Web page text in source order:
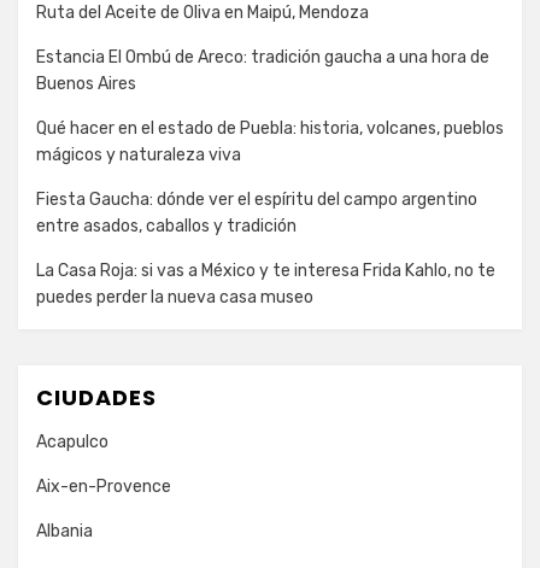
Ruta del Aceite de Oliva en Maipú, Mendoza
Estancia El Ombú de Areco: tradición gaucha a una hora de
Buenos Aires
Qué hacer en el estado de Puebla: historia, volcanes, pueblos
mágicos y naturaleza viva
Fiesta Gaucha: dónde ver el espíritu del campo argentino
entre asados, caballos y tradición
La Casa Roja: si vas a México y te interesa Frida Kahlo, no te
puedes perder la nueva casa museo
CIUDADES
Acapulco
Aix-en-Provence
Albania